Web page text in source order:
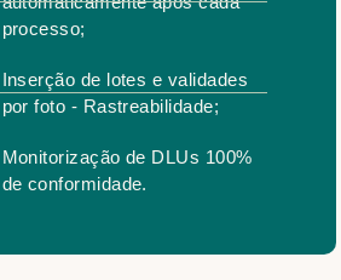
processo;
Inserção de lotes e validades
por foto - Rastreabilidade;
Monitorização de DLUs 100%
de conformidade.